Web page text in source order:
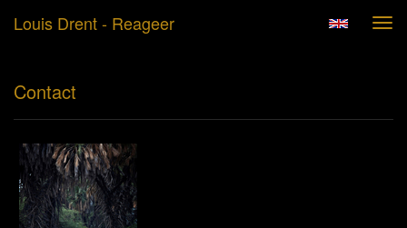
Louis Drent - Reageer
Contact